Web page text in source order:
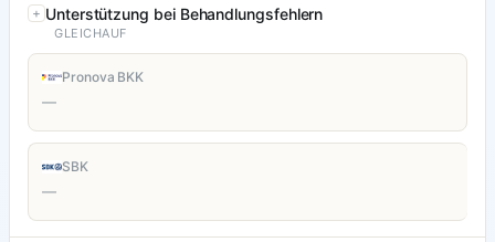
Unterstützung bei Behandlungsfehlern
GLEICHAUF
Pronova BKK
—
SBK
—